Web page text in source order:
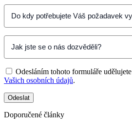
Odesláním tohoto formuláře udělujete
Vašich osobních údajů.
Doporučené články